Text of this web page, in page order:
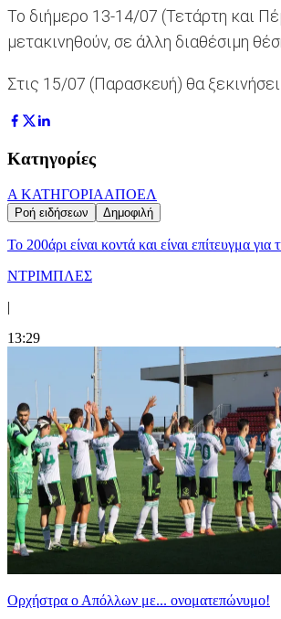
Το διήμερο 13-14/07 (Τετάρτη και
μετακινηθούν, σε άλλη διαθέσιμη
Στις 15/07 (Παρασκευή) θα
Κατηγορίες
Α ΚΑΤΗΓΟΡΙΑΑΠΟΕΛ
Ροή ειδήσεων Δημοφιλή
Το 200άρι είναι κοντά και είναι επίτευγμα για
ΝΤΡΙΜΠΛΕΣ
|
13:29
Ορχήστρα o Aπόλλων με... ονοματεπώνυμο!